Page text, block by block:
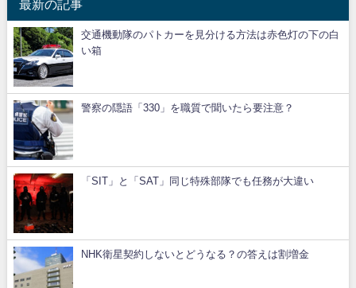
最新の記事
交通機動隊のパトカーを見分ける方法は赤色灯の下の白
い箱
警察の隠語「330」を職質で聞いたら要注意？
「SIT」と「SAT」同じ特殊部隊でも任務が大違い
NHK衛星契約しないとどうなる？の答えは割増金